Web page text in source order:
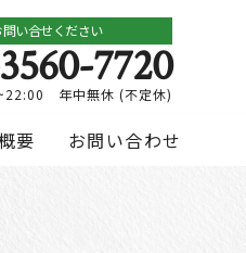
い合せください
7720
年中無休 (不定休)
要 お問い合わせ